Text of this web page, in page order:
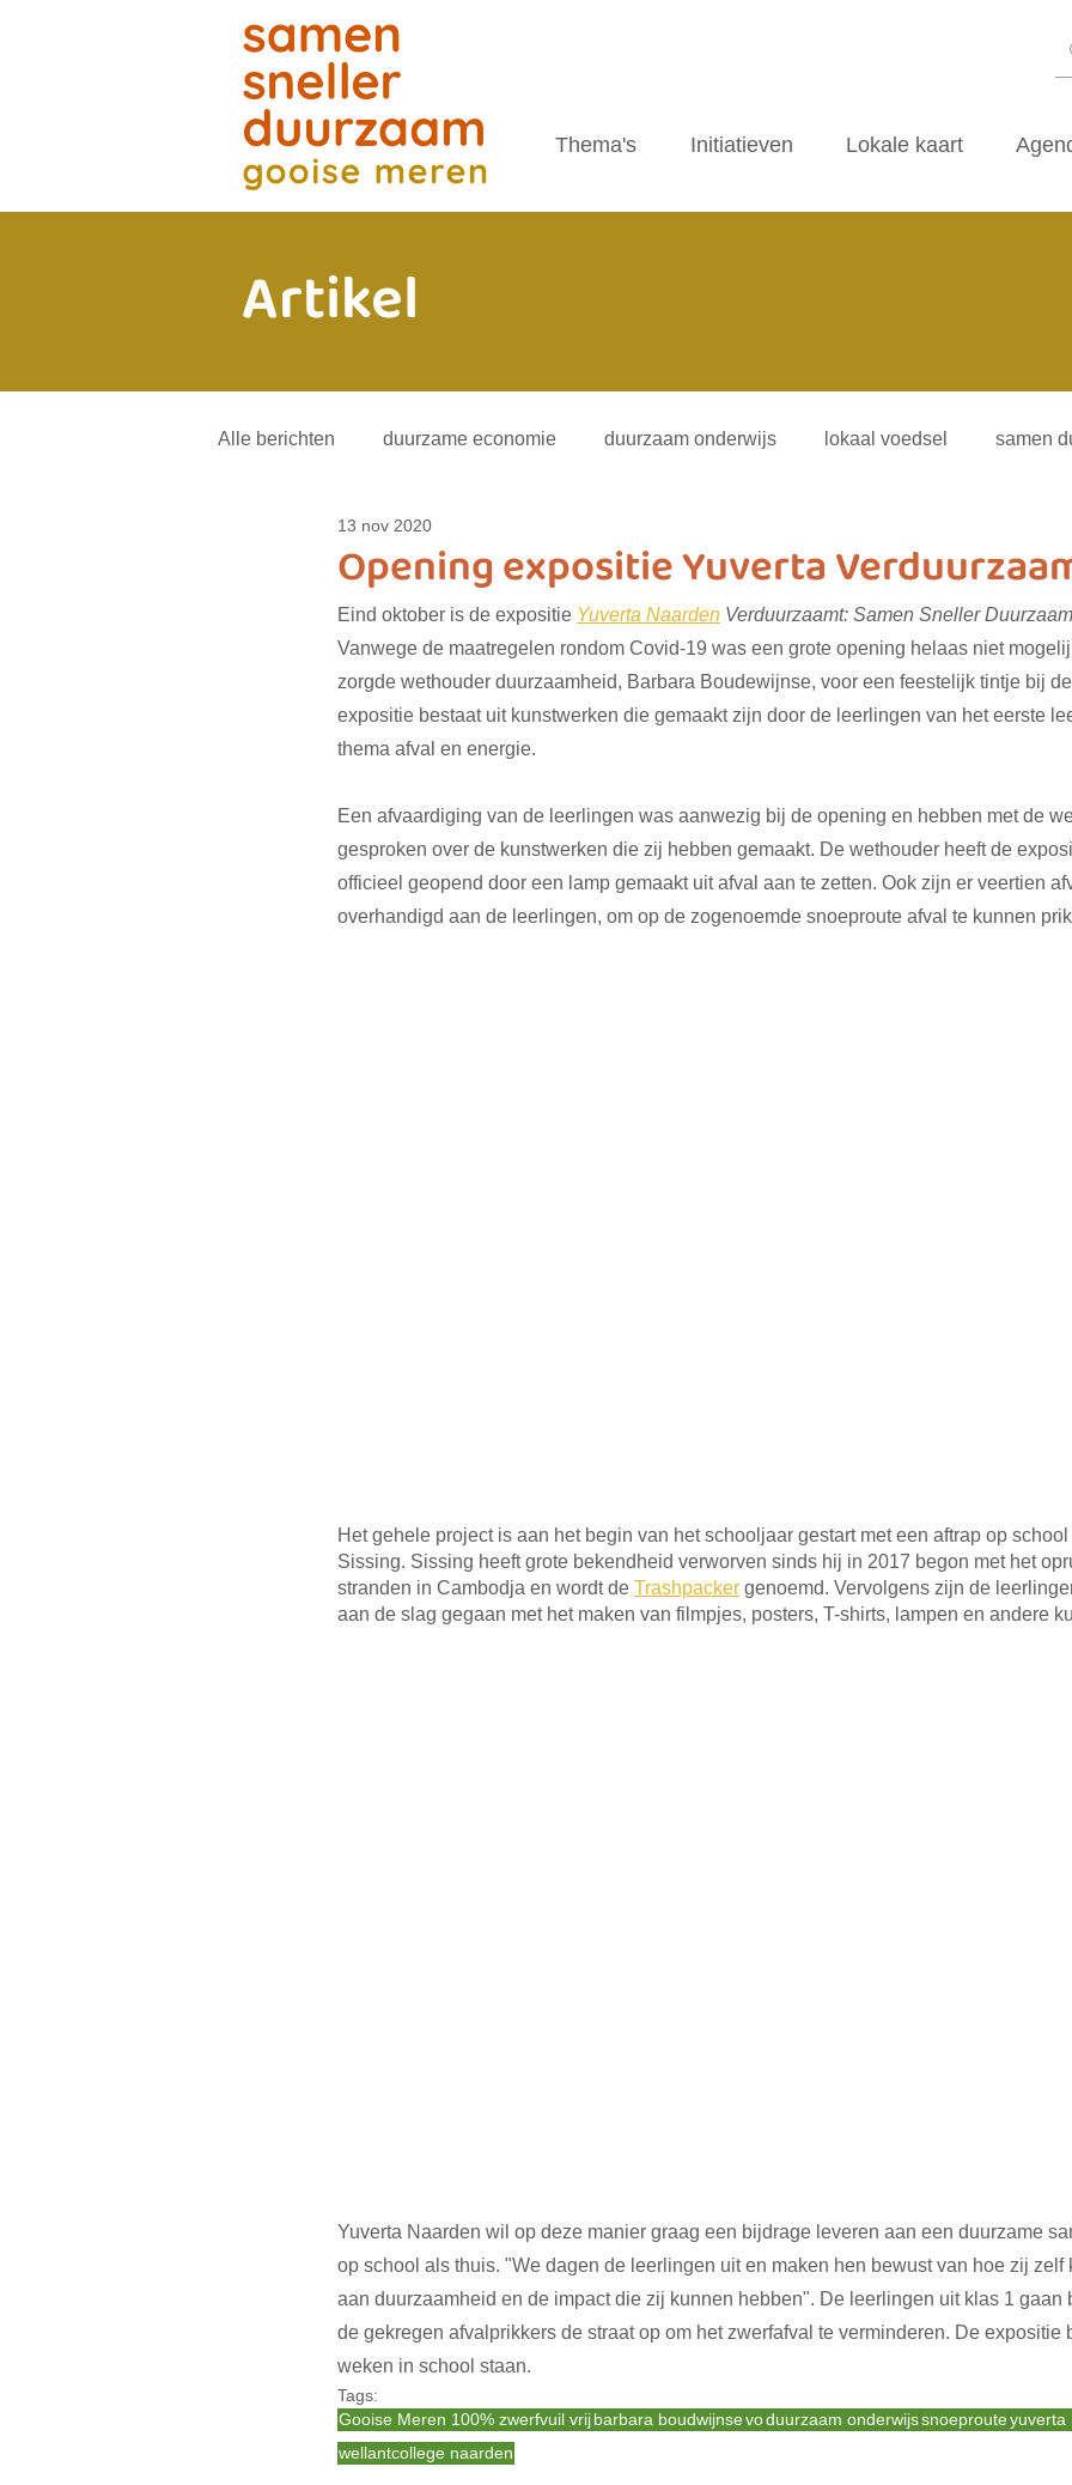
Thema's Initiatieven Lokale kaart
Artikel
Alle berichten duurzame economie duurzaam onderwijs lokaal voedsel samen
energietransitie
sustainable fashion vliegwielgroep
SDG 8 SDG 9 SDG 10 SDG 11 SDG 12 SDG 13
SDG 17
Opening expositie Yuverta
13 nov 2020
Eind oktober is de expositie Yuverta Naarden Verduurzaamt: Samen Sneller
Vanwege de maatregelen rondom Covid-19 was een grote opening helaas niet
zorgde wethouder duurzaamheid, Barbara Boudewijnse, voor een feestelijk tintje bij
expositie bestaat uit kunstwerken die gemaakt zijn door de leerlingen van het eerste
thema afval en energie.
Een afvaardiging van de leerlingen was aanwezig bij de opening en hebben met de
gesproken over de kunstwerken die zij hebben gemaakt. De wethouder heeft de
officieel geopend door een lamp gemaakt uit afval aan te zetten. Ook zijn er veertien
overhandigd aan de leerlingen, om op de zogenoemde snoeproute afval te kunnen
Het gehele project is aan het begin van het schooljaar gestart met een aftrap op
Sissing. Sissing heeft grote bekendheid verworven sinds hij in 2017 begon met het
stranden in Cambodja en wordt de Trashpacker genoemd. Vervolgens zijn de
aan de slag gegaan met het maken van filmpjes, posters, T-shirts, lampen en andere
Yuverta Naarden wil op deze manier graag een bijdrage leveren aan een duurzame
op school als thuis. "We dagen de leerlingen uit en maken hen bewust van hoe zij zelf
aan duurzaamheid en de impact die zij kunnen hebben". De leerlingen uit klas 1 gaan
de gekregen afvalprikkers de straat op om het zwerfafval te verminderen. De expositie
weken in school staan.
Tags:
Gooise Meren 100% zwerfvuil vrijbarbara boudwijnsevoduurzaam onderwijssnoeprouteyuverta
wellantcollege naarden